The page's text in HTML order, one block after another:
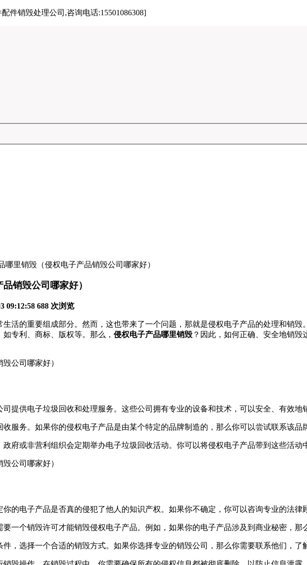
件销毁处理公司,咨询电话:15501086308]
哪里销毁（侵权电子产品销毁公司哪家好）
销毁公司哪家好）
09:12:58 688 次浏览
活的重要组成部分。然而，这也带来了一个问题，那就是侵权电子产品的处理和销
专利、商标、版权等。那么， 侵权电子产品哪里销毁 ？因此，如何正确、安全地销毁
提供电子垃圾回收和处理服务。这些公司拥有专业的设备和技术，可以安全、有效地
服务。如果你的侵权电子产品是由某个特定的品牌制造的，那么你可以尝试联系该品
府或非营利组织会定期举办电子垃圾回收活动。你可以将侵权电子产品带到这些活动
你的电子产品是否真的侵犯了他人的知识产权。如果你不确定，你可以咨询专业的法律
一个销毁许可才能销毁侵权电子产品。例如，如果你的电子产品涉及到商业秘密，那
件，选择一个合适的销毁方式。如果你选择专业的销毁公司，那么你需要联系他们，了